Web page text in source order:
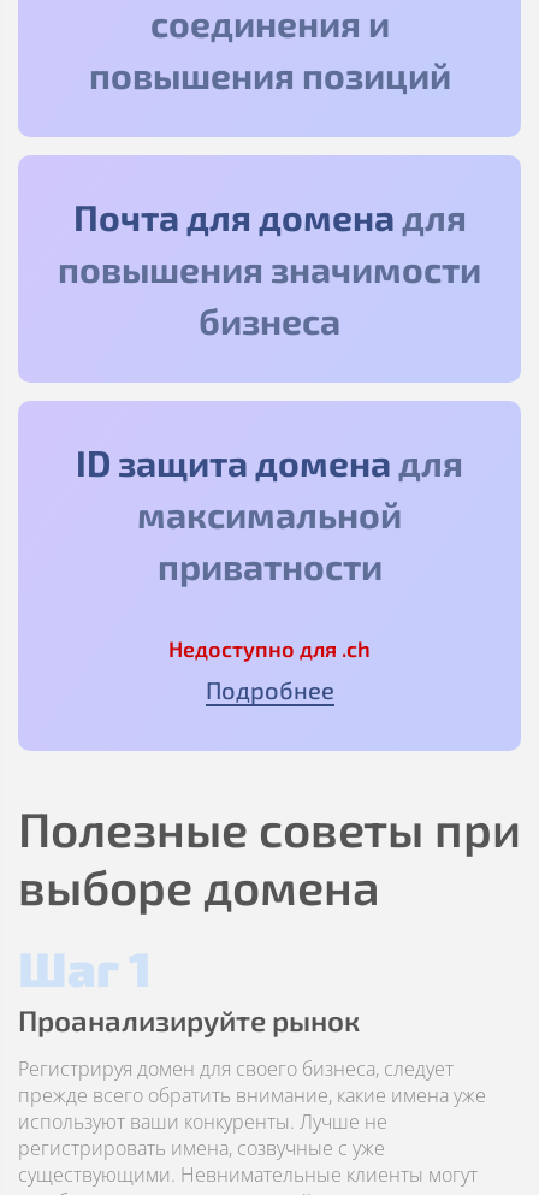
соединения и
повышения позиций
Почта для доменадля
повышения значимости
бизнеса
ID защита доменадля
максимальной
приватности
Недоступно для .ch
Подробнее
Полезные советы при
выборе домена
Шаг 1
Проанализируйте рынок
Регистрируя домен для своего бизнеса, следует
прежде всего обратить внимание, какие имена уже
используют ваши конкуренты. Лучше не
регистрировать имена, созвучные с уже
существующими. Невнимательные клиенты могут